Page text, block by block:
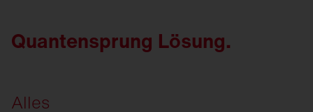
Quantensprung Lösung.
Alles